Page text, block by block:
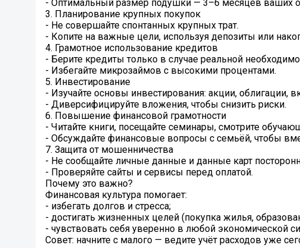
- Оптимальный размер подушки — 3–6 месяцев ваших
3. Планирование крупных покупок
- Не совершайте спонтанных крупных трат.
- Копите на важные цели, используя депозиты или
4. Грамотное использование кредитов
- Берите кредиты только в случае реальной
- Избегайте микрозаймов с высокими процентами.
5. Инвестирование
- Изучайте основы инвестирования: акции, облигации,
- Диверсифицируйте вложения, чтобы снизить риски.
6. Повышение финансовой грамотности
- Читайте книги, посещайте семинары, смотрите
- Обсуждайте финансовые вопросы с семьёй, чтобы
7. Защита от мошенничества
- Не сообщайте личные данные и данные карт
- Проверяйте сайты и сервисы перед оплатой.
Почему это важно?
Финансовая культура помогает:
- избегать долгов и стресса;
- достигать жизненных целей (покупка жилья,
- чувствовать себя уверенно в любой экономической
Совет: начните с малого — ведите учёт расходов уже